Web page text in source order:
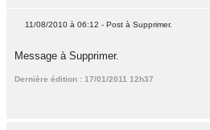
11/08/2010 à 06:12 - Post à Supprimer.
Message à Supprimer.
Dernière édition : 17/01/2011 12h37